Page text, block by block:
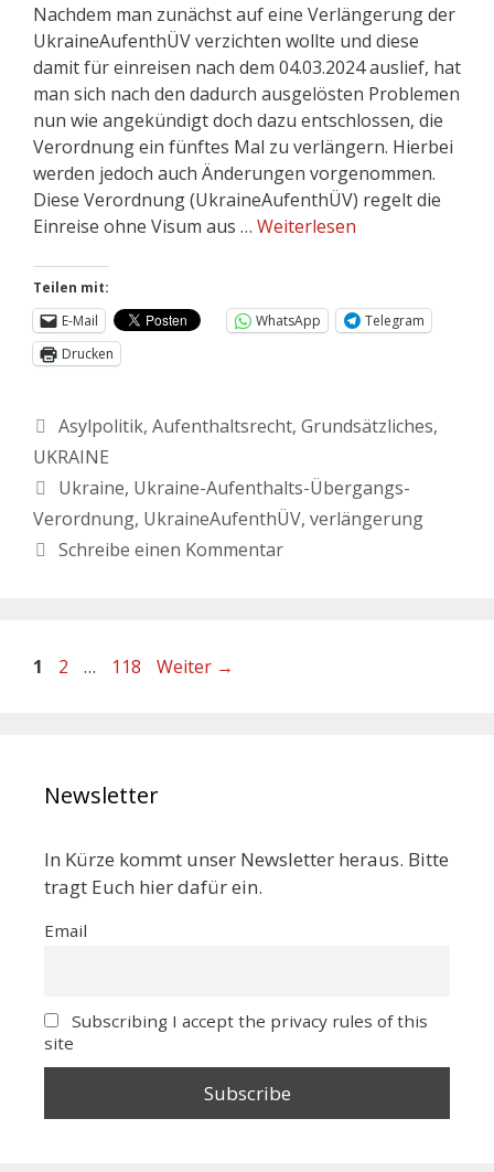
Nachdem man zunächst auf eine Verlängerung der
UkraineAufenthÜV verzichten wollte und diese
damit für einreisen nach dem 04.03.2024 auslief, hat
man sich nach den dadurch ausgelösten Problemen
nun wie angekündigt doch dazu entschlossen, die
Verordnung ein fünftes Mal zu verlängern. Hierbei
werden jedoch auch Änderungen vorgenommen.
Diese Verordnung (UkraineAufenthÜV) regelt die
Einreise ohne Visum aus … Weiterlesen
Teilen mit:
E-Mail
WhatsApp
Telegram
Drucken
Asylpolitik, Aufenthaltsrecht, Grundsätzliches,
UKRAINE
Ukraine, Ukraine-Aufenthalts-Übergangs-
Verordnung, UkraineAufenthÜV, verlängerung
Schreibe einen Kommentar
1 2 … 118 Weiter →
Newsletter
In Kürze kommt unser Newsletter heraus. Bitte
tragt Euch hier dafür ein.
Email
Subscribing I accept the privacy rules of this
site